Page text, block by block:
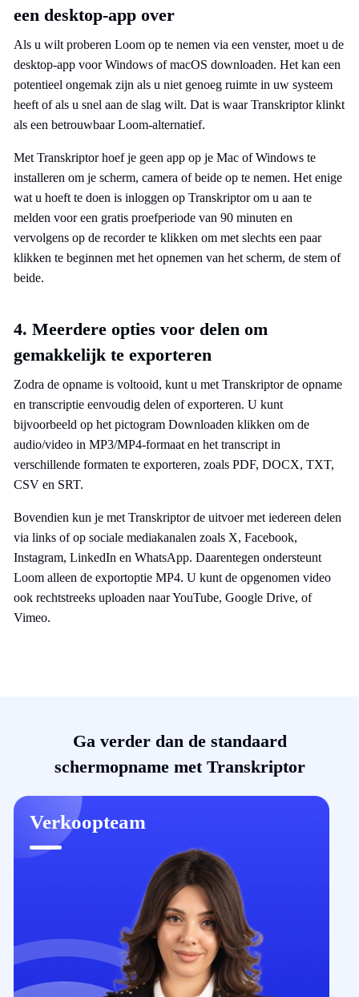
een desktop-app over
Als u wilt proberen Loom op te nemen via een venster, moet u de
desktop-app voor Windows of macOS downloaden. Het kan een
potentieel ongemak zijn als u niet genoeg ruimte in uw systeem
heeft of als u snel aan de slag wilt. Dat is waar Transkriptor klinkt
als een betrouwbaar Loom-alternatief.
Met Transkriptor hoef je geen app op je Mac of Windows te
installeren om je scherm, camera of beide op te nemen. Het enige
wat u hoeft te doen is inloggen op Transkriptor om u aan te
melden voor een gratis proefperiode van 90 minuten en
vervolgens op de recorder te klikken om met slechts een paar
klikken te beginnen met het opnemen van het scherm, de stem of
beide.
4. Meerdere opties voor delen om
gemakkelijk te exporteren
Zodra de opname is voltooid, kunt u met Transkriptor de opname
en transcriptie eenvoudig delen of exporteren. U kunt
bijvoorbeeld op het pictogram Downloaden klikken om de
audio/video in MP3/MP4-formaat en het transcript in
verschillende formaten te exporteren, zoals PDF, DOCX, TXT,
CSV en SRT.
Bovendien kun je met Transkriptor de uitvoer met iedereen delen
via links of op sociale mediakanalen zoals X, Facebook,
Instagram, LinkedIn en WhatsApp. Daarentegen ondersteunt
Loom alleen de exportoptie MP4. U kunt de opgenomen video
ook rechtstreeks uploaden naar YouTube, Google Drive, of
Vimeo.
Ga verder dan de standaard
schermopname met Transkriptor
Verkoopteam